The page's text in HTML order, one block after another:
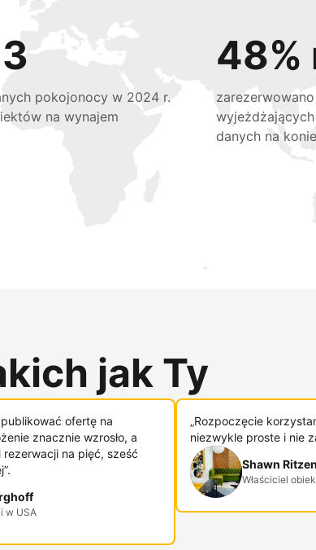
pokojonocy w 2024 r.
na wynajem
48%
danych na
jak Ty
ofertę na
znacznie wzrosło, a
na pięć, sześć
w USA
„Rozpoczęcie
niezwykle proste i nie
Shawn
Właściciel